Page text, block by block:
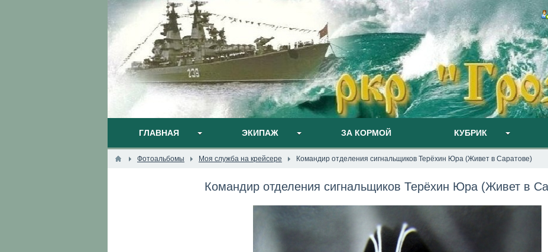
ГЛАВНАЯ ЭКИПАЖ ЗА КОРМОЙ КУБРИК
Фотоальбомы Моя служба на крейсере Командир отделения сигнальщиков Терёхин Юра (Живет в Саратове)
Командир отделения сигнальщиков Терёхин Юра (Живет в